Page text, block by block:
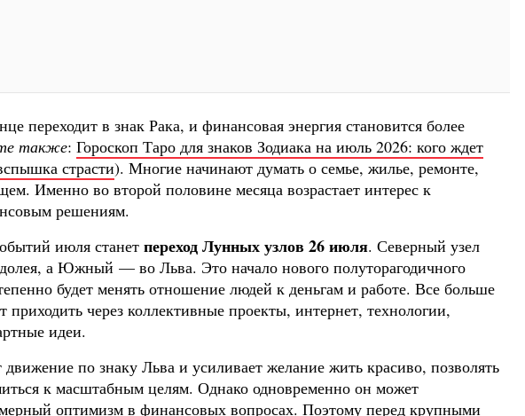
переходит в знак Рака, и финансовая энергия становится более
также: Гороскоп Таро для знаков Зодиака на июль 2026: кого ждет
страсти). Многие начинают думать о семье, жилье, ремонте,
Именно во второй половине месяца возрастает интерес к
решениям.
июля станет переход Лунных узлов 26 июля. Северный узел
а Южный — во Льва. Это начало нового полуторагодичного
будет менять отношение людей к деньгам и работе. Все больше
приходить через коллективные проекты, интернет, технологии,
идеи.
по знаку Льва и усиливает желание жить красиво, позволять
к масштабным целям. Однако одновременно он может
оптимизм в финансовых вопросах. Поэтому перед крупными